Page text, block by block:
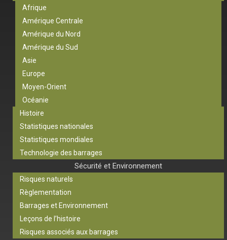
Afrique
Amérique Centrale
Amérique du Nord
Amérique du Sud
Asie
Europe
Moyen-Orient
Océanie
Histoire
Statistiques nationales
Statistiques mondiales
Technologie des barrages
Sécurité et Environnement
Risques naturels
Règlementation
Barrages et Environnement
Leçons de l’histoire
Risques associés aux barrages